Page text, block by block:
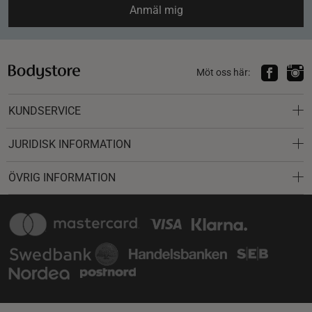
Anmäl mig
Möt oss här:
KUNDSERVICE
JURIDISK INFORMATION
ÖVRIG INFORMATION